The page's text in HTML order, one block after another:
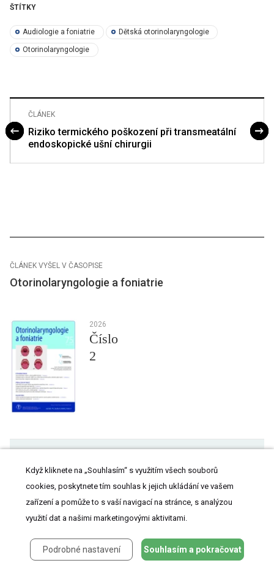
ŠTÍTKY
Audiologie a foniatrie Dětská otorinolaryngologie
Otorinolaryngologie
ČLÁNEK
Riziko termického poškození při transmeatální
endoskopické ušní chirurgii
ČLÁNEK VYŠEL V ČASOPISE
Otorinolaryngologie a foniatrie
2026
Číslo
2
Problematika metastazujících kožních spinocelulárních karcinomů
Endoskopie horních cest dýchacích v bdělém stavu a během léky
navozeného spánku u obstrukční spánkové apnoe
Předoperační diagnostika nádorů slinných žláz
Biopsie tlustou jehlou v diagnostice nádorů příušní žlázy
Když kliknete na „Souhlasím“ s využitím všech souborů
cookies, poskytnete tím souhlas k jejich ukládání ve vašem
zařízení a pomůže to s vaší navigací na stránce, s analýzou
využití dat a našimi marketingovými aktivitami.
Podrobné nastavení Souhlasím a pokračovat